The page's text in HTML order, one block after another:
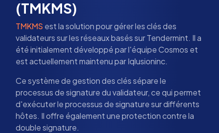
(TMKMS)
TMKMS est la solution pour gérer les clés des
validateurs sur les réseaux basés sur Tendermint. Il a
été initialement développé par l'équipe Cosmos et
est actuellement maintenu par Iqlusioninc.
Ce système de gestion des clés sépare le
processus de signature du validateur, ce qui permet
d'exécuter le processus de signature sur différents
hôtes. Il offre également une protection contre la
double signature.